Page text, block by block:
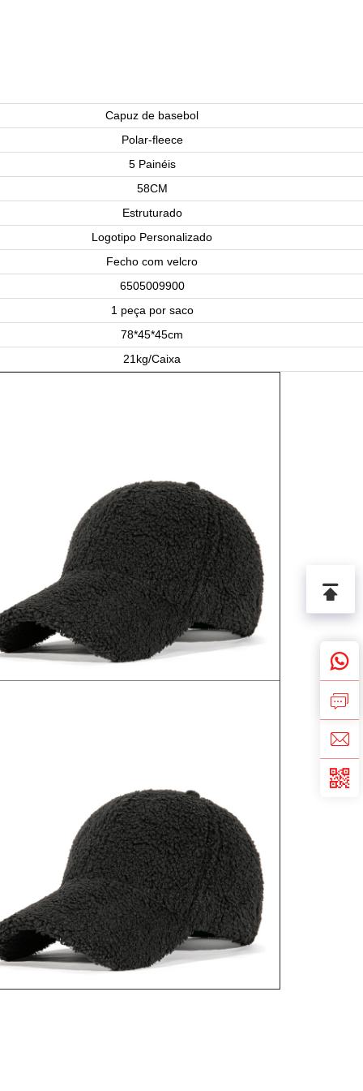
Capuz de basebol
Polar-fleece
5 Painéis
58CM
Estruturado
Logotipo Personalizado
Fecho com velcro
6505009900
1 peça por saco
78*45*45cm
21kg/Caixa